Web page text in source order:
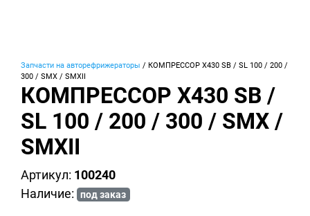
Запчасти на авторефрижераторы / КОМПРЕССОР X430 SB / SL 100 / 200 /
300 / SMX / SMXII
КОМПРЕССОР X430 SB /
SL 100 / 200 / 300 / SMX /
SMXII
Артикул: 100240
Наличие:
под заказ